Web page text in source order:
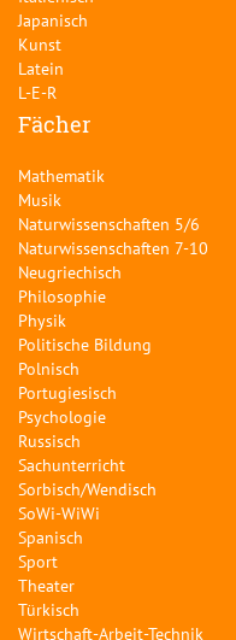
Japanisch
Kunst
Latein
L-E-R
Fächer
Mathematik
Musik
Naturwissenschaften 5/6
Naturwissenschaften 7-10
Neugriechisch
Philosophie
Physik
Politische Bildung
Polnisch
Portugiesisch
Psychologie
Russisch
Sachunterricht
Sorbisch/Wendisch
SoWi-WiWi
Spanisch
Sport
Theater
Türkisch
Wirtschaft-Arbeit-Technik